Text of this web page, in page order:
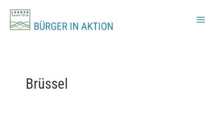
Inhalt
springen
Brüssel